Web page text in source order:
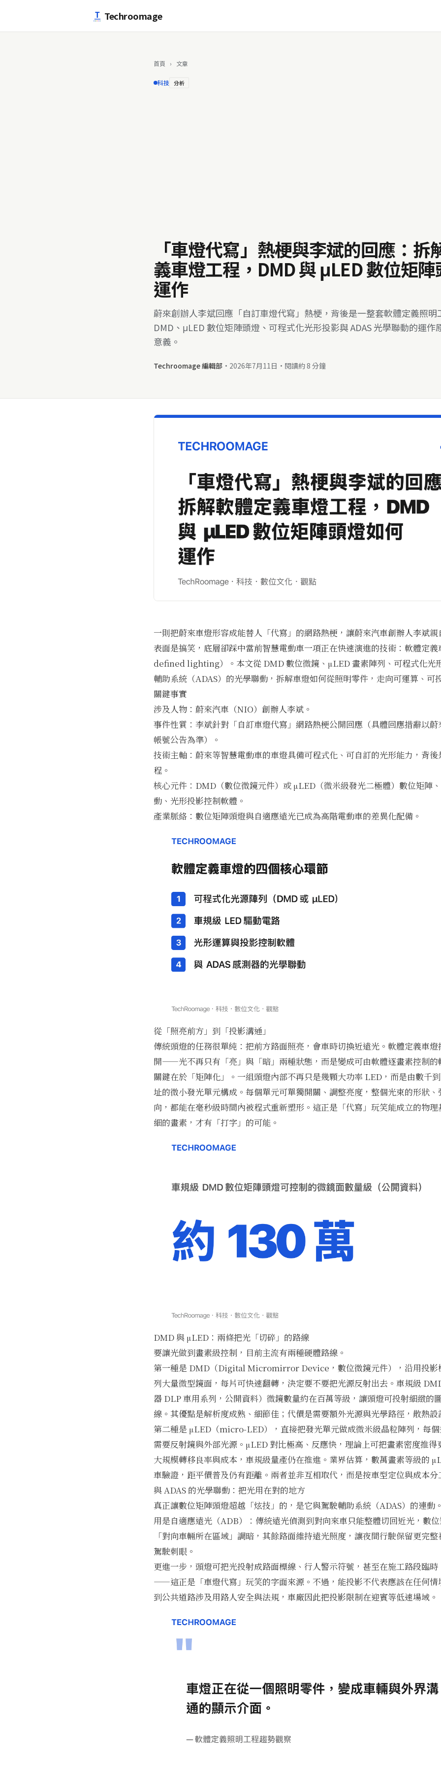
Techroomage
首頁 › 文章
科技 分析
「車燈代寫」熱梗與李斌的回應：拆
義車燈工程，DMD 與 μLED 數位矩
運作
蔚來創辦人李斌回應「自訂車燈代寫」熱梗，背後是一整套軟體定義照明
DMD、μLED 數位矩陣頭燈、可程式化光形投影與 ADAS 光學聯動的運作
意義。
Techroomage 編輯部 · 2026年7月11日 · 閱讀約 8 分鐘
一則把蔚來車燈形容成能替人「代寫」的網路熱梗，讓蔚來汽車創辦人李斌
表面是搞笑，底層卻踩中當前智慧電動車一項正在快速演進的技術：軟體定
defined lighting）。本文從 DMD 數位微鏡、μLED 畫素陣列、可程式化光
輔助系統（ADAS）的光學聯動，拆解車燈如何從照明零件，走向可運算、可
關鍵事實
涉及人物：蔚來汽車（NIO）創辦人李斌。
事件性質：李斌針對「自訂車燈代寫」網路熱梗公開回應（具體回應措辭以
帳號公告為準）。
技術主軸：蔚來等智慧電動車的車燈具備可程式化、可自訂的光形能力，背
程。
核心元件：DMD（數位微鏡元件）或 μLED（微米級發光二極體）數位矩陣
動、光形投影控制軟體。
產業脈絡：數位矩陣頭燈與自適應遠光已成為高階電動車的差異化配備。
從「照亮前方」到「投影溝通」
傳統頭燈的任務很單純：把前方路面照亮，會車時切換近遠光。軟體定義車
開——光不再只有「亮」與「暗」兩種狀態，而是變成可由軟體逐畫素控制的
關鍵在於「矩陣化」。一組頭燈內部不再只是幾顆大功率 LED，而是由數千
址的微小發光單元構成。每個單元可單獨開關、調整亮度，整個光束的形狀
向，都能在毫秒級時間內被程式重新塑形。這正是「代寫」玩笑能成立的物
細的畫素，才有「打字」的可能。
DMD 與 μLED：兩條把光「切碎」的路線
要讓光做到畫素級控制，目前主流有兩種硬體路線。
第一種是 DMD（Digital Micromirror Device，數位微鏡元件），沿用投影
列大量微型鏡面，每片可快速翻轉，決定要不要把光源反射出去。車規級
器 DLP 車用系列，公開資料）微鏡數量約在百萬等級，讓頭燈可投射細緻的
線。其優點是解析度成熟、細節佳；代價是需要額外光源與光學路徑，散熱設
第二種是 μLED（micro-LED），直接把發光單元做成微米級晶粒陣列，每
需要反射鏡與外部光源。μLED 對比極高、反應快，理論上可把畫素密度推得
大規模轉移良率與成本，車規級量產仍在推進。業界估算，數萬畫素等級的
車驗證，距平價普及仍有距離。兩者並非互相取代，而是按車型定位與成本分
與 ADAS 的光學聯動：把光用在對的地方
真正讓數位矩陣頭燈超越「炫技」的，是它與駕駛輔助系統（ADAS）的連動
用是自適應遠光（ADB）：傳統遠光偵測到對向來車只能整體切回近光，數
「對向車輛所在區域」調暗，其餘路面維持遠光照度，讓夜間行駛保留更完
駕駛刺眼。
更進一步，頭燈可把光投射成路面標線、行人警示符號，甚至在施工路段臨
——這正是「車燈代寫」玩笑的字面來源。不過，能投影不代表應該在任何情
到公共道路涉及用路人安全與法規，車廠因此把投影限制在迎賓等低速場域。